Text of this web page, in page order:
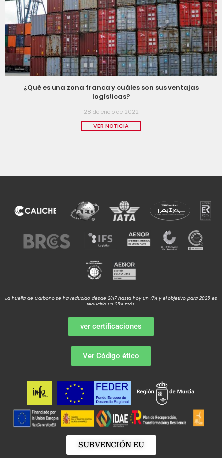
¿Qué es una zona franca y cuáles son sus ventajas
logísticas?
28 de enero de 2022
VER NOTICIA
La huella de Carbono se ha reducido desde 2017 hasta hoy un 17% y el objetivo para 2025 es
reducirlo un 25% más.
ver certificaciones
Ver Código ético
SUBVENCIÓN EU